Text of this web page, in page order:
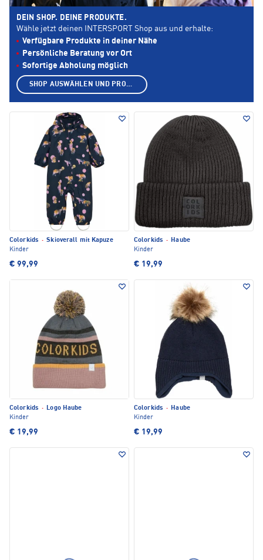
Colorkids · Skioverall mit Kapuze
Kinder
€ 99,99
Colorkids · Haube
Kinder
€ 19,99
Colorkids · Logo Haube
Kinder
€ 19,99
Colorkids · Haube
Kinder
€ 19,99
DEIN SHOP. DEINE PRODUKTE.
Wähle jetzt deinen INTERSPORT Shop aus und erhalte:
Verfügbare Produkte in deiner Nähe
Persönliche Beratung vor Ort
Sofortige Abholung möglich
SHOP AUSWÄHLEN UND PRODUKTE ANZEIGEN